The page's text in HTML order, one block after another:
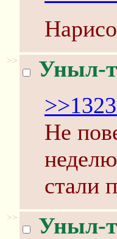
>> Уныл-
Не
стали
>> Уныл-